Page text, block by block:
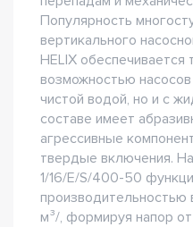
Популярность
вертикального
HELIX
возможностью
чистой водой, но и с
составе имеет
агрессивные
твердые включения.
1/16/E/S/400-50
производительностью
м³/, формируя напор от